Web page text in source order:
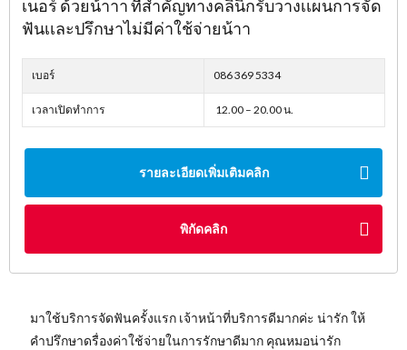
เนอร์ ด้วยน้าาา ที่สำคัญทางคลินิกรับวางเเผนการจัด
ฟันเเละปรึกษาไม่มีค่าใช้จ่ายน้าา
เบอร์ 086 369 5334
เวลาเปิดทำการ 12.00 – 20.00 น.
รายละเอียดเพิ่มเติมคลิก
พิกัดคลิก
มาใช้บริการจัดฟันครั้งแรก เจ้าหน้าที่บริการดีมากค่ะ น่ารัก ให้
คำปรึกษาดรื่องค่าใช้จ่ายในการรักษาดีมาก คุณหมอน่ารัก